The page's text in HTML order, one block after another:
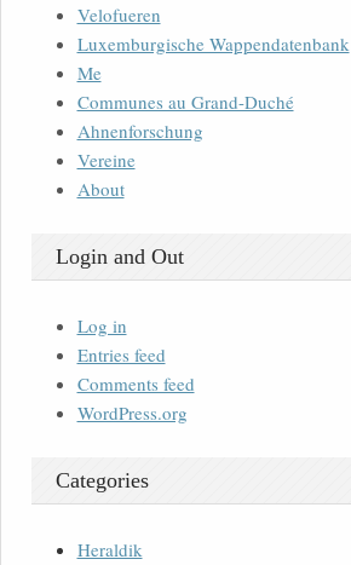
Velofueren
Luxemburgische Wappendatenbank
Me
Communes au Grand-Duché
Ahnenforschung
Vereine
About
Login and Out
Log in
Entries feed
Comments feed
WordPress.org
Categories
Heraldik